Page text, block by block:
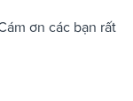
ơn các bạn rất